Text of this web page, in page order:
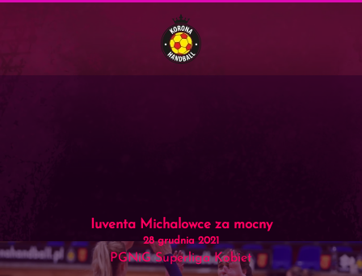
Iuventa Michalowce za mocny
28 grudnia 2021
PGNiG Superliga Kobiet